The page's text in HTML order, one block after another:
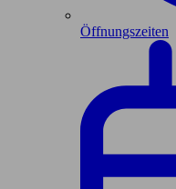
Öffnungszeiten